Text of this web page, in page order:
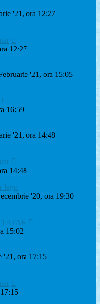
'21, ora 12:27
12:27
'21, ora 15:05
16:59
'21, ora 14:48
14:48
lego
'20, ora 19:30
15:02
'21, ora 17:15